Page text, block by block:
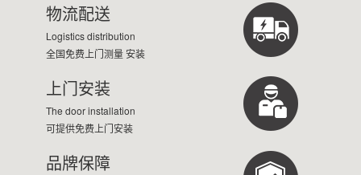
物流配送
Logistics distribution
全国免费上门测量 安装
上门安装
The door installation
可提供免费上门安装
品牌保障